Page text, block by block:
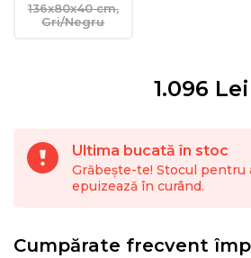
136x80x40 cm,
Gri/Negru
1.096 Lei
Ultima bucată în stoc
Grăbește-te! Stocul pentru
epuizează în curând.
Cumpărate frecvent